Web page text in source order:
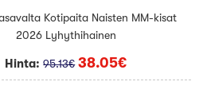
Kotipaita Naisten MM-kisat
2026 Lyhythihainen
Hinta:95.13€ 38.05€